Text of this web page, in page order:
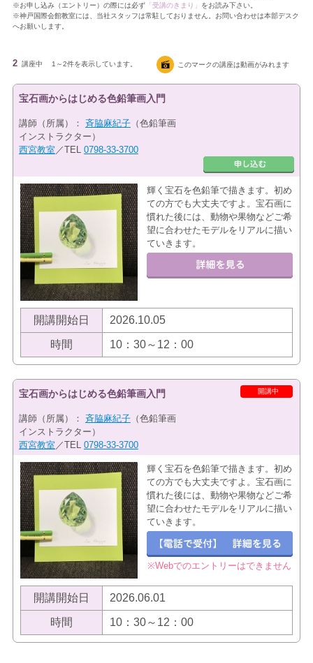
※お申し込み（エントリー）の際には必ず「受講のきまり」 をお読み下さい。
※神戸国際会館教室には、当社スタッフは常駐しておりません。お問い合わせは本部デスク
へお願いします。
2 講座中 1～2件を表示しています。 このマークの講座は動画がみれます
宝石画からはじめる色鉛筆画入門
講師（所属）： 斉脇麻紀子（色鉛筆画
インストラクター）
西宮教室 ／TEL 0798-33-3700
輝く宝石を色鉛筆で描きます。初め
ての方でも大丈夫ですよ。宝石画に
慣れた後には、動物や果物などご希
望に合わせたモデルをリアルに描い
ていきます。
開講開始日 2026.10.05
時間 10：30～12：00
開講中
宝石画からはじめる色鉛筆画入門
講師（所属）： 斉脇麻紀子（色鉛筆画
インストラクター）
西宮教室 ／TEL 0798-33-3700
輝く宝石を色鉛筆で描きます。初め
ての方でも大丈夫ですよ。宝石画に
慣れた後には、動物や果物などご希
望に合わせたモデルをリアルに描い
ていきます。
※Webでのエントリーはできません
開講開始日 2026.06.01
時間 10：30～12：00